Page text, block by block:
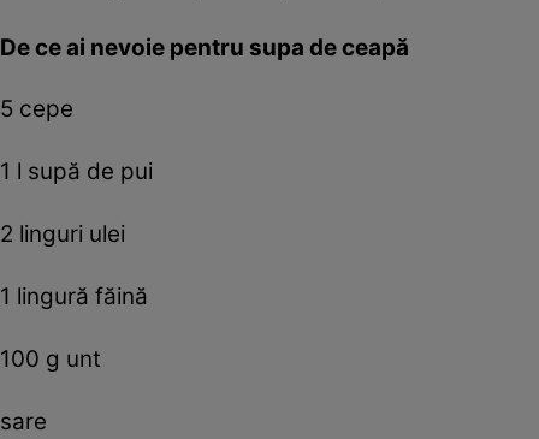
De ce ai nevoie pentru supa de ceapă
5 cepe
1 l supă de pui
2 linguri ulei
1 lingură făină
100 g unt
sare